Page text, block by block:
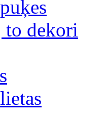
dekori